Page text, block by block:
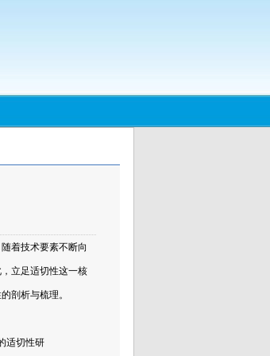
着技术要素不断向
立足适切性这一核
剖析与梳理。
适切性研